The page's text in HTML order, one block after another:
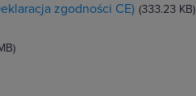
zgodności CE) (333.23 KB)